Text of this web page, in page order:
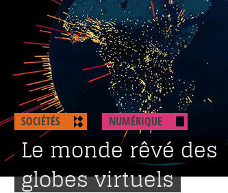
SOCIÉTÉS NUMÉRIQUE
Le monde rêvé des
globes virtuels